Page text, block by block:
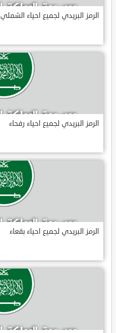
الرمز البريدي لجميع احياء الشملي
الرمز البريدي لجميع احياء رفحاء
الرمز البريدي لجميع احياء بقعاء